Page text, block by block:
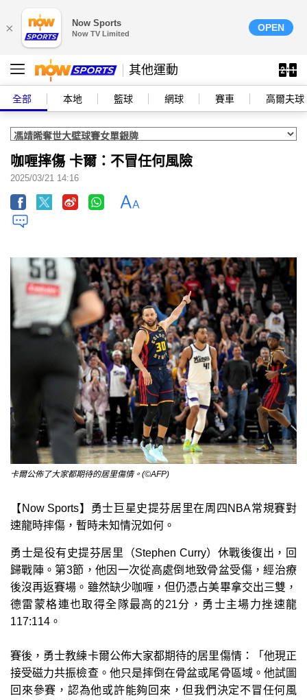
× Now Sports
Now TV Limited
OPEN
其他運動
全部 本地 籃球 網球 賽車 高爾夫球
咖喱摔傷 卡爾：不冒任何風險
2025/03/21 14:16
卡爾公佈了大家都期待的居里傷情。(©AFP)
【Now Sports】勇士巨星史提芬居里在周四NBA常規賽對
速龍時摔傷，暫時未知情況如何。
勇士是役有史提芬居里（Stephen Curry）休戰後復出，回
歸戰陣。第3節，他因一次從高處倒地致骨盆受傷，經治療
後沒再返賽場。雖然缺少咖喱，但仍憑占美畢拿交出三雙，
德雷蒙格連也取得全隊最高的21分，勇士主場力挫速龍
117:114。
賽後，勇士教練卡爾公佈大家都期待的居里傷情：「他現正
接受磁力共振檢查。他只是摔倒在骨盆或尾骨區域。他試圖
回來參賽，認為他或許能夠回來，但我們決定不冒任何風